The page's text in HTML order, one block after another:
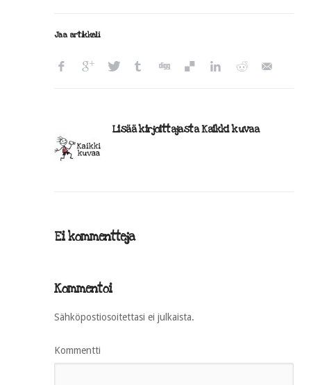
Jaa artikkeli
Lisää kirjoittajasta Kaikki kuvaa
Ei kommentteja
Kommentoi
Sähköpostiosoitettasi ei julkaista.
Kommentti